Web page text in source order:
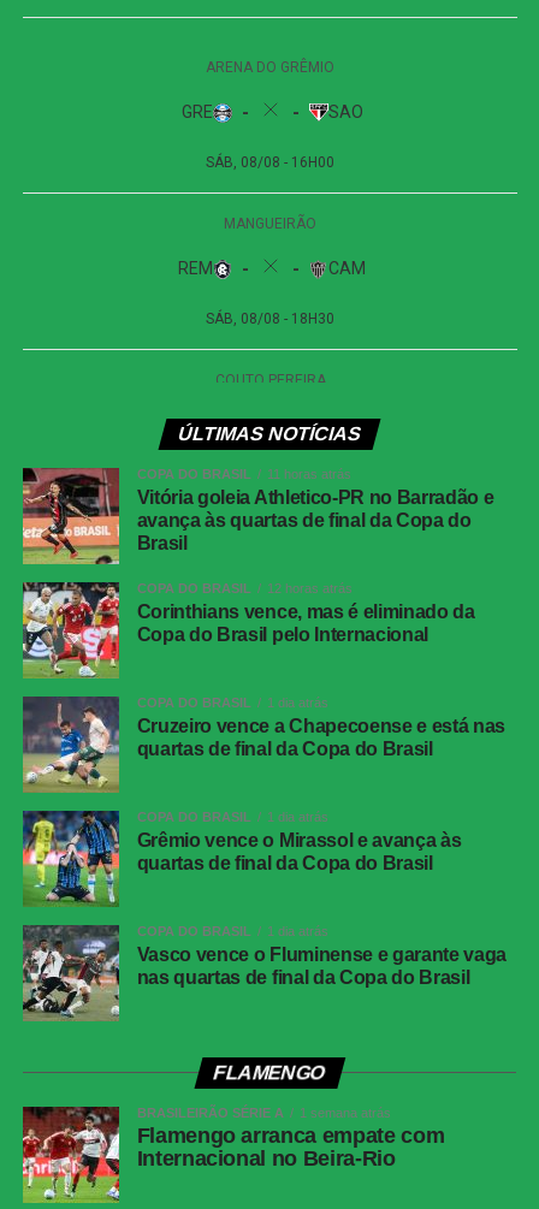
garantiu a vitória dos visitantes.
Apesar das tentativas das duas equipes na etapa final, o
placar não foi alterado. O empate sem gols refletiu a
Próximos jogos
Internacional x Corinthians| Copa do Brasil (jogo
de ida das oitavas de final)
Data e horário: 02.08 (domingo), às 19h30 (de
Athletico-PR x Vitória
ida das oitavas de final)
Data e horário:03.08 (segunda-feira), às 21h (de
Brasília)
Local:
FICHA
TÉCNICA
Partida
Competição
Campeonato Brasileiro – 21ª rodada
Local
Neo Química Arena, São Paulo (SP)
Data
Horário
19h30 (de Brasília)
Público
38.963 torcedores
Renda
Benavídez, Jadson, Portilla e Santos
(Athletico-PR); Fernando Diniz, André
Ramalho, Matheuzinho e Rodrigo Garro
(Corinthians)
Cartões
ÚLTIMAS NOTÍCIAS
COPA DO BRASIL 11 horas atrás
Vitória goleia Athletico-PR no Barradão e
avança às quartas de final da Copa do
Brasil
COPA DO BRASIL 12 horas atrás
Corinthians vence, mas é eliminado da
Copa do Brasil pelo Internacional
COPA DO BRASIL 1 dia atrás
Cruzeiro vence a Chapecoense e está nas
quartas de final da Copa do Brasil
COPA DO BRASIL 1 dia atrás
Grêmio vence o Mirassol e avança às
quartas de final da Copa do Brasil
COPA DO BRASIL 1 dia atrás
Vasco vence o Fluminense e garante vaga
nas quartas de final da Copa do Brasil
FLAMENGO
BRASILEIRÃO SÉRIE A 1 semana atrás
Flamengo arranca empate com
Internacional no Beira-Rio